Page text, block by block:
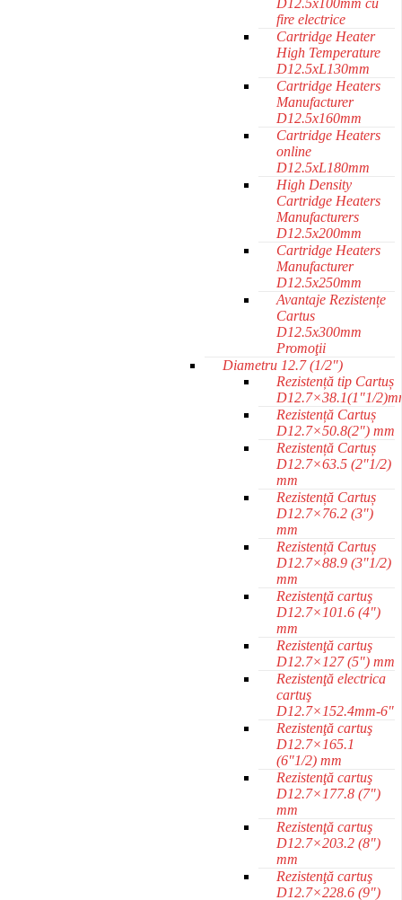
D12.5x100mm cu
fire electrice
Cartridge Heater
High Temperature
D12.5xL130mm
Cartridge Heaters
Manufacturer
D12.5x160mm
Cartridge Heaters
online
D12.5xL180mm
High Density
Cartridge Heaters
Manufacturers
D12.5x200mm
Cartridge Heaters
Manufacturer
D12.5x250mm
Avantaje Rezistențe
Cartus
D12.5x300mm
Promoţii
Diametru 12.7 (1/2")
Rezistență tip Cartuș
D12.7×38.1(1"1/
Rezistență Cartuș
D12.7×50.8(2") mm
Rezistență Cartuș
D12.7×63.5 (2"1/2)
mm
Rezistență Cartuș
D12.7×76.2 (3")
mm
Rezistență Cartuș
D12.7×88.9 (3"1/2)
mm
Rezistenţă cartuş
D12.7×101.6 (4")
mm
Rezistenţă cartuş
D12.7×127 (5") mm
Rezistenţă electrica
cartuş
D12.7×152.4mm-6"
Rezistenţă cartuş
D12.7×165.1
(6"1/2) mm
Rezistenţă cartuş
D12.7×177.8 (7")
mm
Rezistenţă cartuş
D12.7×203.2 (8")
mm
Rezistenţă cartuş
D12.7×228.6 (9")